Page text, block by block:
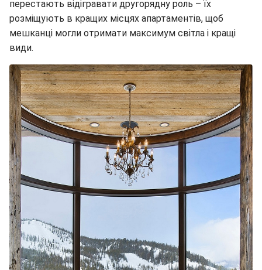
перестають відігравати другорядну роль – їх
розміщують в кращих місцях апартаментів, щоб
мешканці могли отримати максимум світла і кращі
види.